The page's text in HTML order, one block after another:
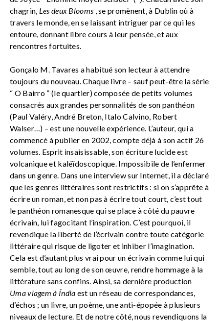
chagrin, Les deux Blooms , se promènent, à Dublin où à
travers le monde, en se laissant intriguer par ce qui les
entoure, donnant libre cours à leur pensée, et aux
rencontres fortuites.
Gonçalo M. Tavares a habitué son lecteur à attendre
toujours du nouveau. Chaque livre – sauf peut-être la série
“ O Bairro ” (le quartier) composée de petits volumes
consacrés aux grandes personnalités de son panthéon
(Paul Valéry, André Breton, Italo Calvino, Robert
Walser…) – est une nouvelle expérience. L’auteur, qui a
commencé à publier en 2002, compte déjà à son actif 26
volumes. Esprit insaisissable, son écriture lucide est
volcanique et kaléïdoscopique. Impossibile de l’enfermer
dans un genre. Dans une interview sur Internet, il a déclaré
que les genres littéraires sont restrictifs : si on s’apprête à
écrire un roman, et non pas à écrire tout court, c’est tout
le panthéon romanesque qui se place à côté du pauvre
écrivain, lui fagocitant l’inspiration. C’est pourquoi, il
revendique la liberté de l’écrivain contre toute catégorie
littéraire qui risque de ligoter et inhiber l’imagination.
Cela est d’autant plus vrai pour un écrivain comme lui qui
semble, tout au long de son œuvre, rendre hommage à la
littérature sans confins. Ainsi, sa dernière production
Uma viagem à Índia est un réseau de correspondances,
d’échos ; un livre, un poème, une anti-épopée à plusieurs
niveaux de lecture. Et de notre côté, nous revendiquons la